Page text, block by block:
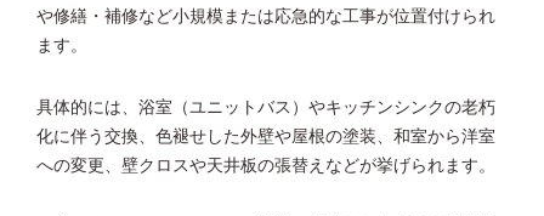
や修繕・補修など小規模または応急的な工事が位置付けられ
ます。
具体的には、浴室（ユニットバス）やキッチンシンクの老朽
化に伴う交換、色褪せした外壁や屋根の塗装、和室から洋室
への変更、壁クロスや天井板の張替えなどが挙げられます。